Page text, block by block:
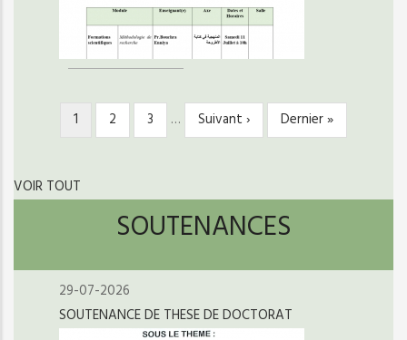
PAGINATION
Page
courante
1 Page
2 Page
3 …
Page
suivante
Suivant ›
Dernière
page
Dernier »
VOIR TOUT
SOUTENANCES
29-07-2026
SOUTENANCE DE THESE DE DOCTORAT